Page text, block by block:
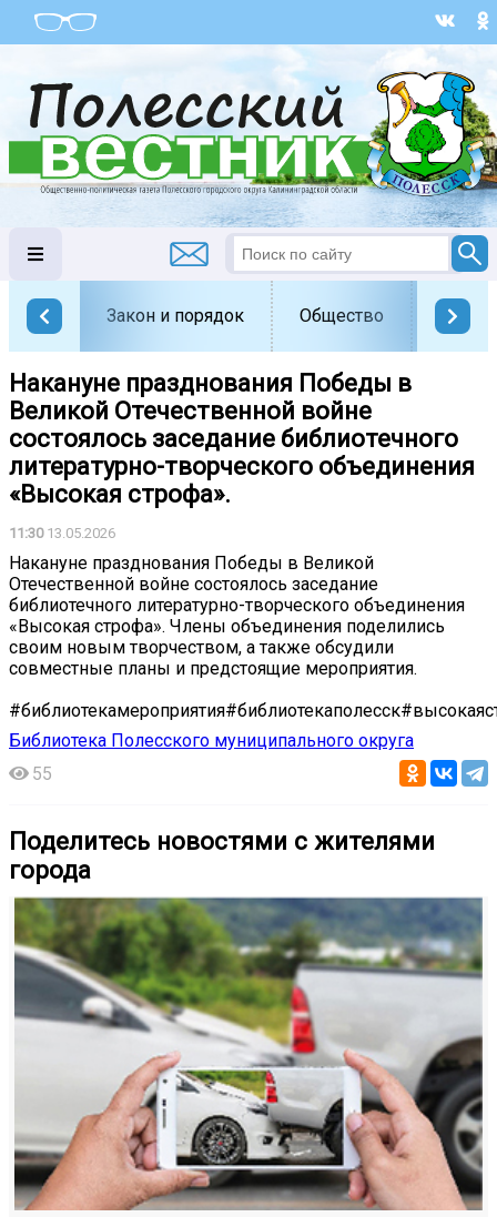
Закон и порядок Общество
Накануне празднования Победы в
Великой Отечественной войне
состоялось заседание библиотечного
литературно-творческого объединения
«Высокая строфа».
11:3013.05.2026
Накануне празднования Победы в Великой
Отечественной войне состоялось заседание
библиотечного литературно-творческого объединения
«Высокая строфа». Члены объединения поделились
своим новым творчеством, а также обсудили
совместные планы и предстоящие мероприятия.
Библиотека Полесского муниципального округа
55
Поделитесь новостями с жителями
города